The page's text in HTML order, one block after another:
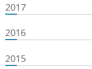
2017
2016
2015